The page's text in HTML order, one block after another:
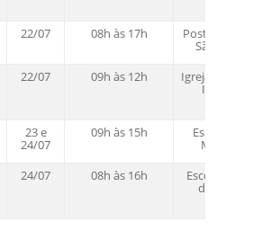
22/07 08h às 17h Posto de Saúde
São Miguel
22/07 09h às 12h Igreja Evangélica
Indígena
23 e
24/07
09h às 15h Escola Josué
Montello
24/07 08h às 16h Escola Vinicius
de Morais